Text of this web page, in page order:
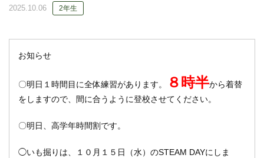
2025.10.06 2年生
お知らせ
〇明日１時間目に全体練習があります。 ８時半から着替
をしますので、間に合うように登校させてください。
〇明日、高学年時間割です。
◯いも掘りは、１０月１５日（水）のSTEAM DAYにしま